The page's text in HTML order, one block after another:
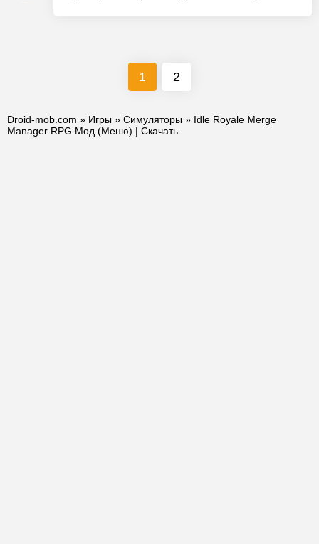
1 2
Droid-mob.com » Игры » Симуляторы » Idle Royale Merge
Manager RPG Мод (Меню) | Скачать